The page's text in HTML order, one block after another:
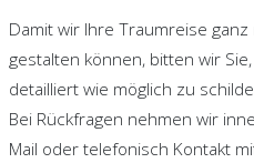
Damit wir Ihre Traumreise
gestalten können, bitten wir
detailliert wie möglich zu
Bei Rückfragen nehmen wir
Mail oder telefonisch Kontakt